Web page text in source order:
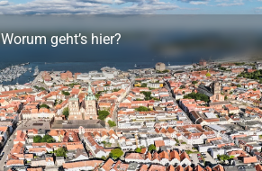
Worum geht’s hier?